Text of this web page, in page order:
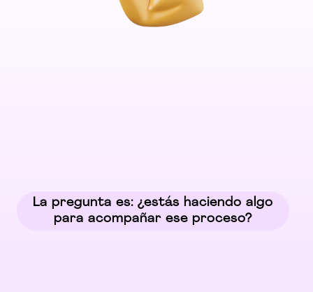
Ver lote y fecha de vencimiento en la
La pregunta es: ¿estás haciendo algo
para acompañar ese proceso?